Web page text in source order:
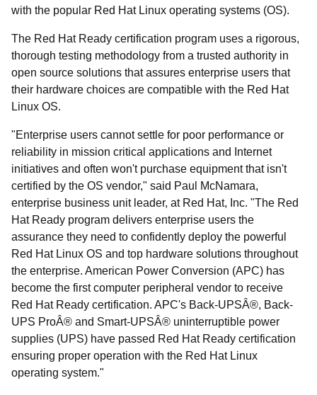
with the popular Red Hat Linux operating systems (OS).
The Red Hat Ready certification program uses a rigorous,
thorough testing methodology from a trusted authority in
open source solutions that assures enterprise users that
their hardware choices are compatible with the Red Hat
Linux OS.
"Enterprise users cannot settle for poor performance or
reliability in mission critical applications and Internet
initiatives and often won't purchase equipment that isn't
certified by the OS vendor," said Paul McNamara,
enterprise business unit leader, at Red Hat, Inc. "The Red
Hat Ready program delivers enterprise users the
assurance they need to confidently deploy the powerful
Red Hat Linux OS and top hardware solutions throughout
the enterprise. American Power Conversion (APC) has
become the first computer peripheral vendor to receive
Red Hat Ready certification. APC's Back-UPSÂ®, Back-
UPS ProÂ® and Smart-UPSÂ® uninterruptible power
supplies (UPS) have passed Red Hat Ready certification
ensuring proper operation with the Red Hat Linux
operating system."